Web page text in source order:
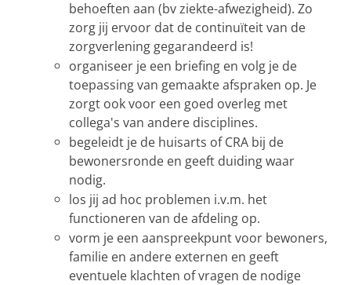
behoeften aan (bv ziekte-afwezigheid). Zo
zorg jij ervoor dat de continuïteit van de
zorgverlening gegarandeerd is!
organiseer je een briefing en volg je de
toepassing van gemaakte afspraken op. Je
zorgt ook voor een goed overleg met
collega's van andere disciplines.
begeleidt je de huisarts of CRA bij de
bewonersronde en geeft duiding waar
nodig.
los jij ad hoc problemen i.v.m. het
functioneren van de afdeling op.
vorm je een aanspreekpunt voor bewoners,
familie en andere externen en geeft
eventuele klachten of vragen de nodige